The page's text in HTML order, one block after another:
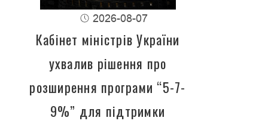
2026-08-07
Кабінет міністрів України
ухвалив рішення про
розширення програми “5-7-
9%” для підтримки